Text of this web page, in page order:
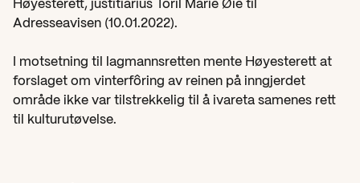
Høyesterett, justitiarius Toril Marie Øie til
Adresseavisen (10.01.2022).
I motsetning til lagmannsretten mente Høyesterett at
forslaget om vinterfôring av reinen på inngjerdet
område ikke var tilstrekkelig til å ivareta samenes rett
til kulturutøvelse.